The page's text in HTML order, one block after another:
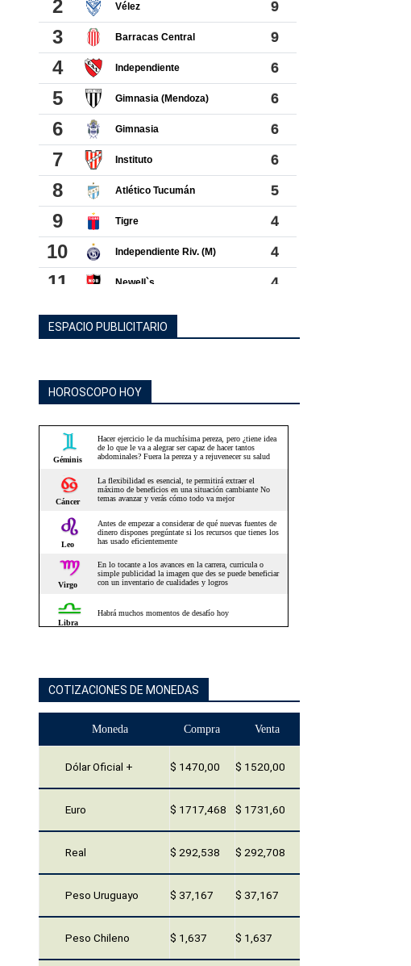
ESPACIO PUBLICITARIO
HOROSCOPO HOY
COTIZACIONES DE MONEDAS
Moneda Compra Venta
Dólar Oficial + $ 1470,00 $ 1520,00
Euro $ 1717,468 $ 1731,60
Real $ 292,538 $ 292,708
Peso Uruguayo $ 37,167 $ 37,167
Peso Chileno $ 1,637 $ 1,637